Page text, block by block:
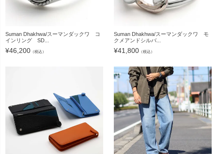
Suman Dhakhwa/スーマンダックワ コ
インリング SD...
¥46,200 （税込）
Suman Dhakhwa/スーマンダックワ モ
クメアンドシルバ...
¥41,800 （税込）